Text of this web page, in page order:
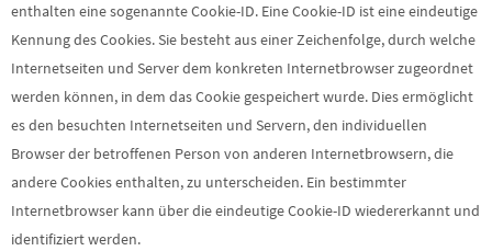
enthalten eine sogenannte Cookie-ID. Eine Cookie-ID ist eine eindeutige
Kennung des Cookies. Sie besteht aus einer Zeichenfolge, durch welche
Internetseiten und Server dem konkreten Internetbrowser zugeordnet
werden können, in dem das Cookie gespeichert wurde. Dies ermöglicht
es den besuchten Internetseiten und Servern, den individuellen
Browser der betroffenen Person von anderen Internetbrowsern, die
andere Cookies enthalten, zu unterscheiden. Ein bestimmter
Internetbrowser kann über die eindeutige Cookie-ID wiedererkannt und
identifiziert werden.